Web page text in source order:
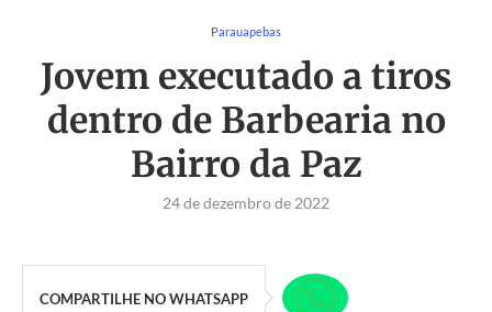
Parauapebas
Jovem executado a tiros
dentro de Barbearia no
Bairro da Paz
24 de dezembro de 2022
COMPARTILHE NO WHATSAPP